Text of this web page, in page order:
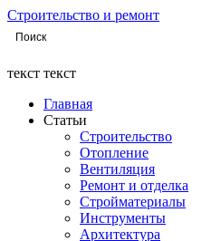
Строительство и ремонт
текст текст
Главная
Статьи
Строительство
Отопление
Вентиляция
Ремонт и отделка
Стройматериалы
Инструменты
Архитектура